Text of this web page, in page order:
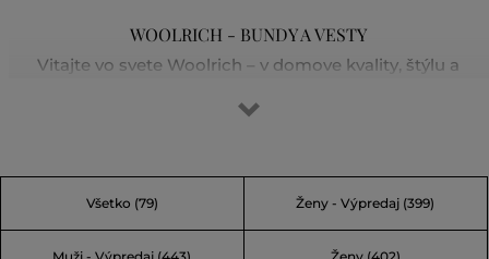
WOOLRICH - BUNDY A VESTY
Vitajte vo svete Woolrich – v domove kvality, štýlu a
roku 1830 v Pensylvánii a spája hrejivé a odolné materiály
navrhnuté pre pracovníkov v chladnom a náročnom
vidieckom prostredí, preto sú známe svojou odolnosťou a
Všetko (79) Ženy - Výpredaj (399)